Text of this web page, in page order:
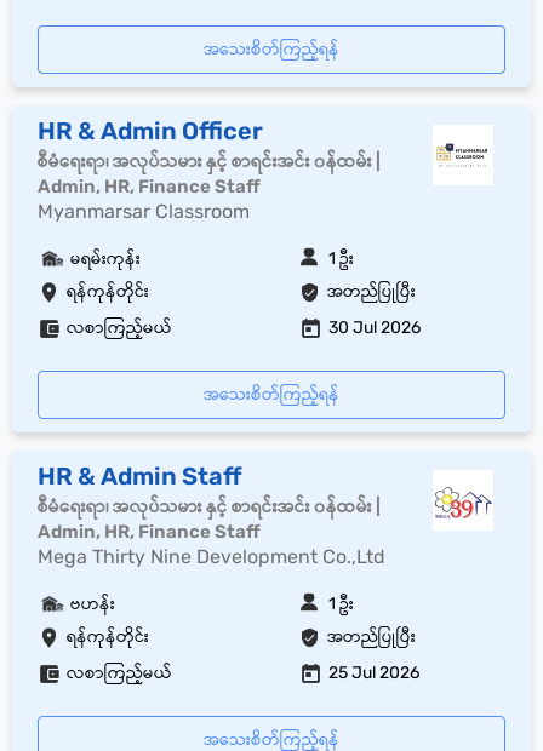
အသေးစိတ်ကြည့်ရန်
HR & Admin Officer
စီမံရေးရာ၊ အလုပ်သမား နှင့် စာရင်းအင်း ၀န်ထမ်း |
Admin, HR, Finance Staff
Myanmarsar Classroom
ရန်ကုန်တိုင်း အတည်ပြုပြီး
မရမ်းကုန်း 1 ဦး
လစာကြည့်မယ် 30 Jul 2026
အသေးစိတ်ကြည့်ရန်
HR & Admin Staff
စီမံရေးရာ၊ အလုပ်သမား နှင့် စာရင်းအင်း ၀န်ထမ်း |
Admin, HR, Finance Staff
Mega Thirty Nine Development Co.,Ltd
ရန်ကုန်တိုင်း အတည်ပြုပြီး
ဗဟန်း 1 ဦး
လစာကြည့်မယ် 25 Jul 2026
အသေးစိတ်ကြည့်ရန်